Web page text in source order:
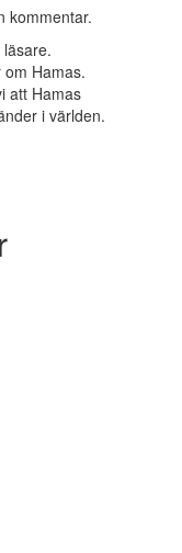
kommentar.
Hamas.
att Hamas
i världen.